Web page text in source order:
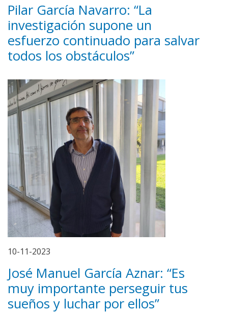
Pilar García Navarro: “La
investigación supone un
esfuerzo continuado para salvar
todos los obstáculos”
10-11-2023
José Manuel García Aznar: “Es
muy importante perseguir tus
sueños y luchar por ellos”